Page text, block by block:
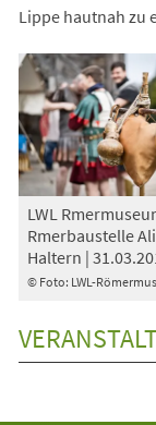
Lippe hautnah zu
© Foto: LWL-
LWL
Rmerbaustelle
Haltern |